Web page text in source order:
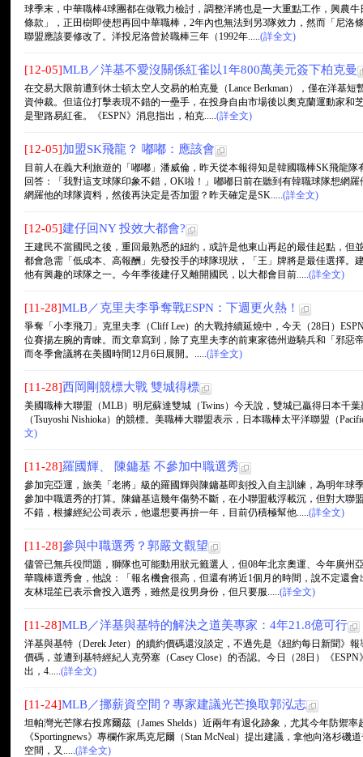
球季末，中華職棒4球團都在做戰力檢討，調整洋將也是一大重點工作，興農
條款」，正田樹即使想再回中華職棒，2年內也無法到另3隊效力，然而「尼洛
聯盟應該要修改了。洋投尼洛曾於職棒三年（1992年.....(詳全文)
[12-05]MLB／洋基不愛沒關係紅雀以1年800萬美元簽下柏克曼
在交易大限前遭到休士頓太空人交易的柏克曼（Lance Berkman），僅在洋基
資仲裁。但這位打擊表現不錯的一壘手，在投身自由市場後以奧克蘭運動家和
是聖路易紅雀。《ESPN》消息指出，柏克.....(詳全文)
[12-05]加盟SK飛龍？ 嘟嘟：應該會
目前人在義大利旅遊的「嘟嘟」潘威倫，昨天從本報得知是韓國職棒SK飛龍
回答：「我對這支球隊印象不錯，OK啦！」嘟嘟日前在聽到有韓職球隊想網
網羅他的球隊資料，然後再決定是否加盟？昨天確定是SK.....(詳全文)
[12-05]建仔回NY 投效大都會?
王建民不當國民之後，重回最熟悉的紐約，或許是他東山再起的最佳起點，但
都會急需「低成本、高報酬」先發投手的球隊現狀，「王」牌將是最佳選擇。
他有興趣的球隊之一。今年季後建仔又離開國民，以大都會目前.....(詳全文)
[11-28]MLB／克里夫李爭奪戰ESPN：下週更火熱！
爭奪「小李飛刀」克里夫李（Cliff Lee）的大戰持續延燒中，今天（28日）
位賽揚左腕的青睞。而文章寫到，除了克里夫李的前東家德州遊騎兵和「邪惡
而冬季會議將在美國時間12月6日展開。.....(詳全文)
[11-28]西岡剛競標大戰 雙城得標
美國職棒大聯盟（MLB）明尼蘇達雙城（Twins）今天說，雙城已贏得日本千葉
（Tsuyoshi Nishioka）的競標。美職棒大聯盟表示，日本職棒太平洋聯盟（
文)
[11-28]羅國輝、 陳鏞基 不參加中職選秀
參加完亞運，旅美「老將」級的羅國輝與陳鏞基即刻投入自主訓練，為明年球
參加中職選秀的打算。陳鏞基這幾年傷勢不斷，在小聯盟載浮載沉，但對大聯
不錯，根據經紀公司表示，他還想要再拚一年，目前仍積極幫他.....(詳全文)
[11-28]參與中職選秀？郭嚴文觀望
儘管已無兵役問題，獅隊也可能動用狀元籤選人，但08年北京奧運、今年廣州
華職棒選秀會，他說：「報名機會很高，但還有將近1個月的時間，說不定還
友林琨笙已表示會投入選秀，雖然是役男身份，但只要服.....(詳全文)
[11-28]MLB／洋基與基特的解決之道美專家：4年21.8億可行
洋基與基特（Derek Jeter）的續約價碼還沒談定，不過先是《紐約每日新聞》
價碼，並遭到基特經紀人克勞塞（Casey Close）的否認。今日（28日）《
出，4.....(詳全文)
[11-24]MLB／挪薪資空間？專家建議光芒換取郭泓志
坦帕灣光芒隊右投席爾茲（James Shelds）近兩年有退化跡象，尤其今年防禦
《Sportingnews》專欄作家馬克尼爾（Stan McNeal）提出建議，拿他向洛杉磯
空間，又.....(詳全文)